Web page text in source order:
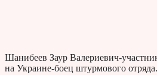
Шанибеев Заур Валериевич-
на Украине-боец штурмового отряда.